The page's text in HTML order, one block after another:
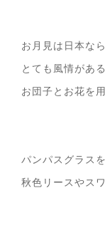
お月見は日本な
とても風情があ
お団子とお花を
パンパスグラス
秋色リースやス